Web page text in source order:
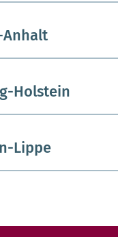
Anhalt
Holstein
Lippe